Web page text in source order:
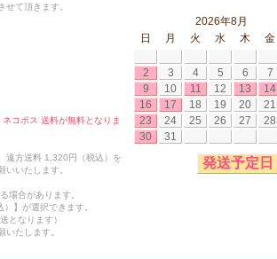
て頂きます。
コポス 送料が無料となりま
遠方送料 1,320円（税込）を
いたします。
場合があります。
】が選択できます。
となります）
たします。
2026年8月
日
月 火 水 木 金
2
3 4 5 6 7
9
10 11 12 13 14
16
17 18 19 20 21
23
24 25 26 27 28
30
31
発送予定日